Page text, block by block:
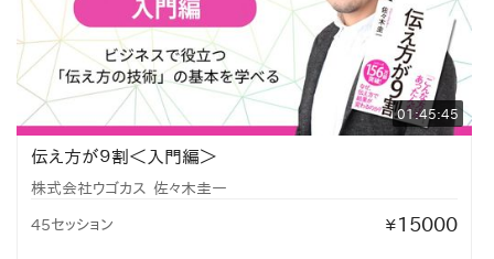
01:45:45
伝え方が９割＜入門編＞
株式会社ウゴカス 佐々木圭一
45セッション ¥ 15000